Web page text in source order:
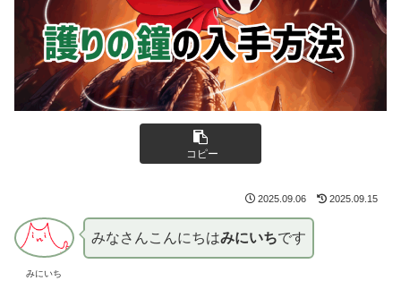
コピー
2025.09.06 2025.09.15
みにいち
みなさんこんにちはみにいちです